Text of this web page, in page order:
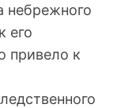
небрежного
его
привело к